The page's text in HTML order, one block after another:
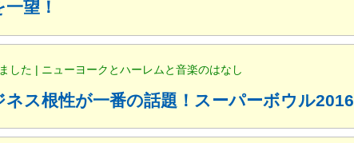
望！
した | ニューヨークとハーレムと音楽のはなし
ネス根性が一番の話題！スーパーボウル2016